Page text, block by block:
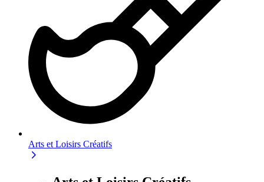
Arts et Loisirs Créatifs